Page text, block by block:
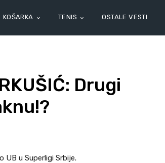
KOŠARKA TENIS OSTALE VESTI
Drugi
UB u Superligi Srbije.